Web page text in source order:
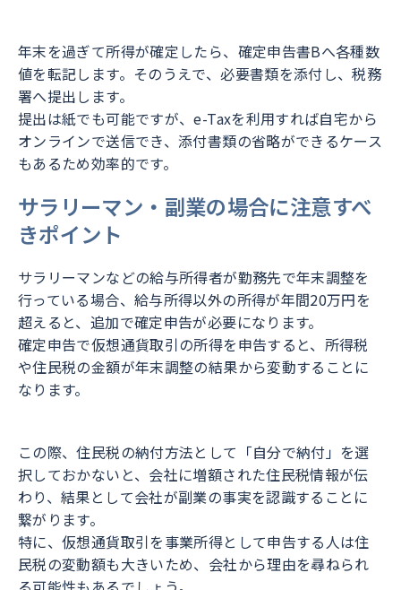
年末を過ぎて所得が確定したら、確定申告書Bへ各種数
値を転記します。そのうえで、必要書類を添付し、税務
署へ提出します。
提出は紙でも可能ですが、e-Taxを利用すれば自宅から
オンラインで送信でき、添付書類の省略ができるケース
もあるため効率的です。
サラリーマン・副業の場合に注意すべ
きポイント
サラリーマンなどの給与所得者が勤務先で年末調整を
行っている場合、給与所得以外の所得が年間20万円を
超えると、追加で確定申告が必要になります。
確定申告で仮想通貨取引の所得を申告すると、所得税
や住民税の金額が年末調整の結果から変動することに
なります。
この際、住民税の納付方法として「自分で納付」を選
択しておかないと、会社に増額された住民税情報が伝
わり、結果として会社が副業の事実を認識することに
繋がります。
特に、仮想通貨取引を事業所得として申告する人は住
民税の変動額も大きいため、会社から理由を尋ねられ